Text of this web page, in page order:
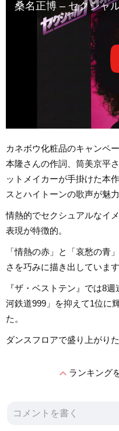
桑名正博 – セクシャ
カネボウ化粧品のキャンペ
本隆さんの作詞、筒美京平
ットメイカーが手掛けた本
スとハイトーンの歌声が魅
情熱的でセクシュアルなイ
表現が特徴的。
「情熱の赤」と「哀愁の青
さを巧みに描き出しています
『ザ・ベストテン』では8
河鉄道999」を抑えて1位に
た。
ダンスフロアで盛り上がり
expand_lessランキング